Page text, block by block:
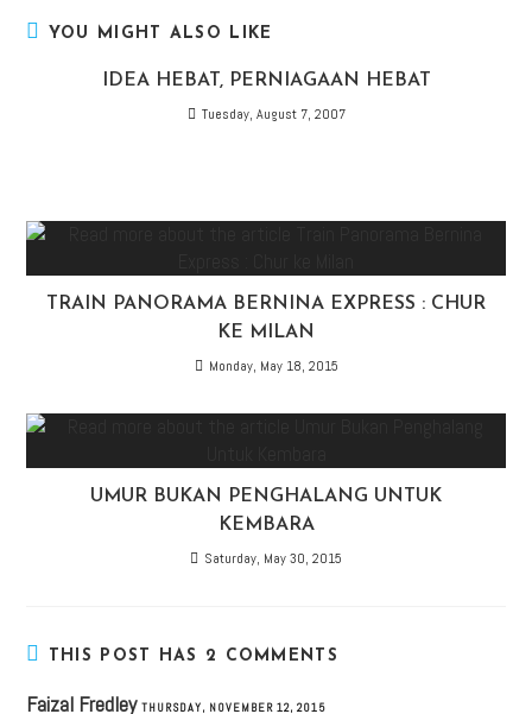
YOU MIGHT ALSO LIKE
IDEA HEBAT, PERNIAGAAN HEBAT
Tuesday, August 7, 2007
TRAIN PANORAMA BERNINA EXPRESS : CHUR
KE MILAN
Monday, May 18, 2015
UMUR BUKAN PENGHALANG UNTUK
KEMBARA
Saturday, May 30, 2015
THIS POST HAS 2 COMMENTS
Faizal Fredley THURSDAY, NOVEMBER 12, 2015